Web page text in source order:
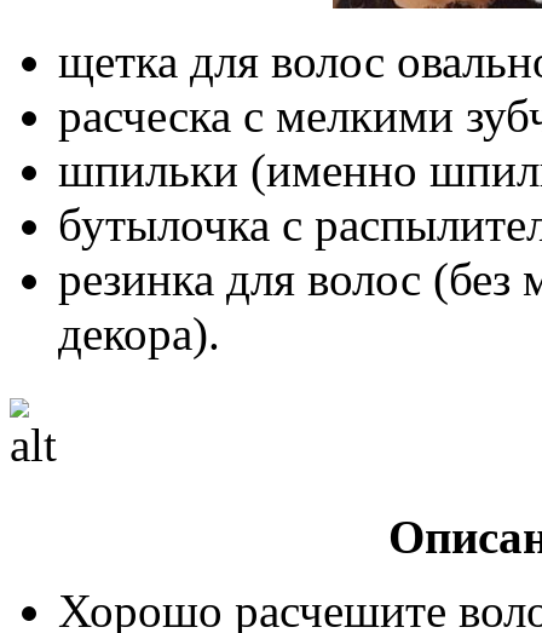
щетка для волос
расческа с мелкими
шпильки (именно
бутылочка с
резинка для волос (без
декора).
Хорошо расчешите